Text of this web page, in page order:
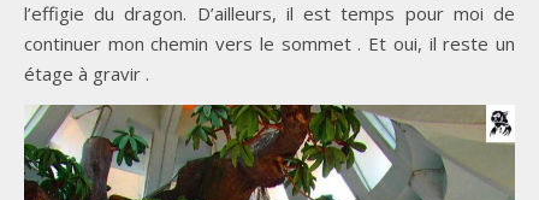
l’effigie du dragon. D’ailleurs, il est temps pour moi de
continuer mon chemin vers le sommet . Et oui, il reste un
étage à gravir .